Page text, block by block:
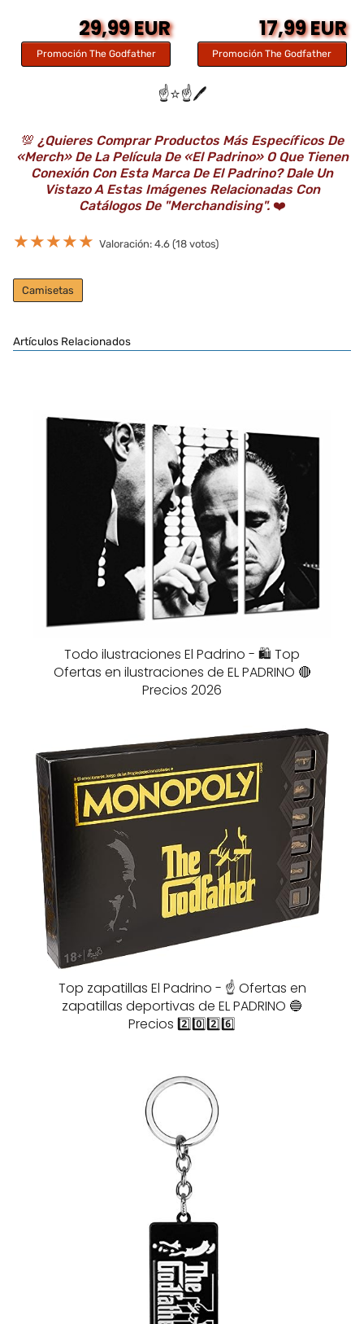
29,99 EUR
Promoción The Godfather
17,99 EUR
Promoción The Godfather
☝️⭐️☝️🖊️
💯 ¿Quieres Comprar Productos Más Específicos De
«Merch» De La Película De «El Padrino» O Que Tienen
Conexión Con Esta Marca De El Padrino? Dale Un
Vistazo A Estas Imágenes Relacionadas Con
Catálogos De "Merchandising".❤️
★★★★★ Valoración: 4.6 (18 votos)
Camisetas
Artículos Relacionados
Todo ilustraciones El Padrino - 🛍️ Top
Ofertas en ilustraciones de EL PADRINO 🔴
Precios 2026
Top zapatillas El Padrino - ☝️ Ofertas en
zapatillas deportivas de EL PADRINO 🔵
Precios 2️⃣0️⃣2️⃣6️⃣